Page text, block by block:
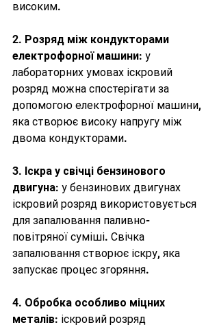
високим.
2. Розряд між кондукторами
електрофорної машини: у
лабораторних умовах іскровий
розряд можна спостерігати за
допомогою електрофорної машини,
яка створює високу напругу між
двома кондукторами.
3. Іскра у свічці бензинового
двигуна: у бензинових двигунах
іскровий розряд використовується
для запалювання паливно-
повітряної суміші. Свічка
запалювання створює іскру, яка
запускає процес згоряння.
4. Обробка особливо міцних
металів: іскровий розряд